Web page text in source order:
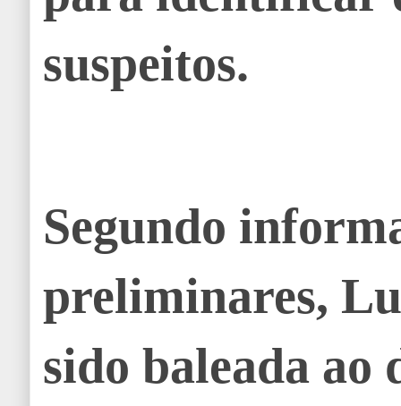
suspeitos.
Segundo
preliminares,
sido baleada ao